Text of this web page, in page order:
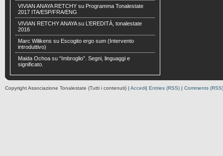
VIVIAN ANAYA RETCHY su Programma Tonalestate
2017 ITA/ESP/FRA/ENG
VIVIAN RETCHY ANAYAsu
L’EREDITÀ, tonalestate
2016
Marc Wilikens su Escogito ergo sum (Intervento
introduttivo)
Maida Ochoa su “Imbroglio”. Segni, linguaggi e
significato.
Copyright Associazione Tonalestate (Tutti i contenuti) | Accedi| Entries (RSS) | Comments (RSS)